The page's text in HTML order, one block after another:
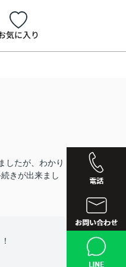
気に入り
西鉄久
したが、わかり
きが出来まし